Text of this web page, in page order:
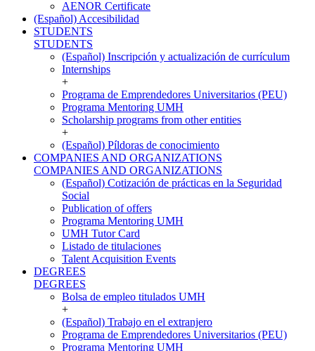
AENOR Certificate
(Español) Accesibilidad
STUDENTS
STUDENTS
(Español) Inscripción y actualización de currículum
Internships
+
Programa de Emprendedores Universitarios (PEU)
Programa Mentoring UMH
Scholarship programs from other entities
+
(Español) Píldoras de conocimiento
COMPANIES AND ORGANIZATIONS
COMPANIES AND ORGANIZATIONS
(Español) Cotización de prácticas en la Seguridad
Social
Publication of offers
Programa Mentoring UMH
UMH Tutor Card
Listado de titulaciones
Talent Acquisition Events
DEGREES
DEGREES
Bolsa de empleo titulados UMH
+
(Español) Trabajo en el extranjero
Programa de Emprendedores Universitarios (PEU)
Programa Mentoring UMH